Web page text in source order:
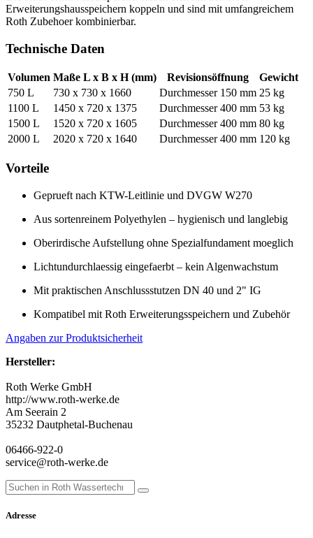
Erweiterungshausspeichern koppeln und sind mit umfangreichem
Roth Zubehoer kombinierbar.
Technische Daten
Volumen Maße L x B x H (mm) Revisionsöffnung
Gewicht
750 L
730 x 730 x 1660 Durchmesser 150 mm 25 kg
1100 L
1450 x 720 x 1375 Durchmesser 400 mm 53 kg
1500 L
1520 x 720 x 1605 Durchmesser 400 mm 80 kg
2000 L
2020 x 720 x 1640 Durchmesser 400 mm 120 kg
Vorteile
Geprueft nach KTW-Leitlinie und DVGW W270
Aus sortenreinem Polyethylen – hygienisch und langlebig
Oberirdische Aufstellung ohne Spezialfundament moeglich
Lichtundurchlaessig eingefaerbt – kein Algenwachstum
Mit praktischen Anschlussstutzen DN 40 und 2" IG
Kompatibel mit Roth Erweiterungsspeichern und Zubehör
Angaben zur Produktsicherheit
Hersteller:
Roth Werke GmbH
http://www.roth-werke.de
Am Seerain 2
35232 Dautphetal-Buchenau
06466-922-0
service@roth-werke.de
Adresse